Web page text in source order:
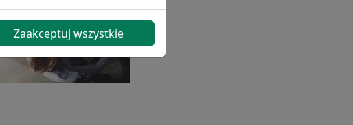
Zaakceptuj wszystkie